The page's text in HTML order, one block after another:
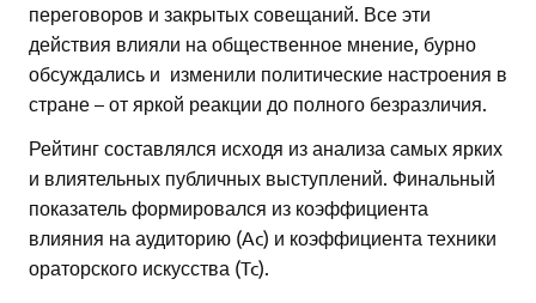
переговоров и закрытых совещаний. Все эти
действия влияли на общественное мнение, бурно
обсуждались и изменили политические настроения в
стране – от яркой реакции до полного безразличия.
Рейтинг составлялся исходя из анализа самых ярких
и влиятельных публичных выступлений. Финальный
показатель формировался из коэффициента
влияния на аудиторию (Ac) и коэффициента техники
ораторского искусства (Tc).